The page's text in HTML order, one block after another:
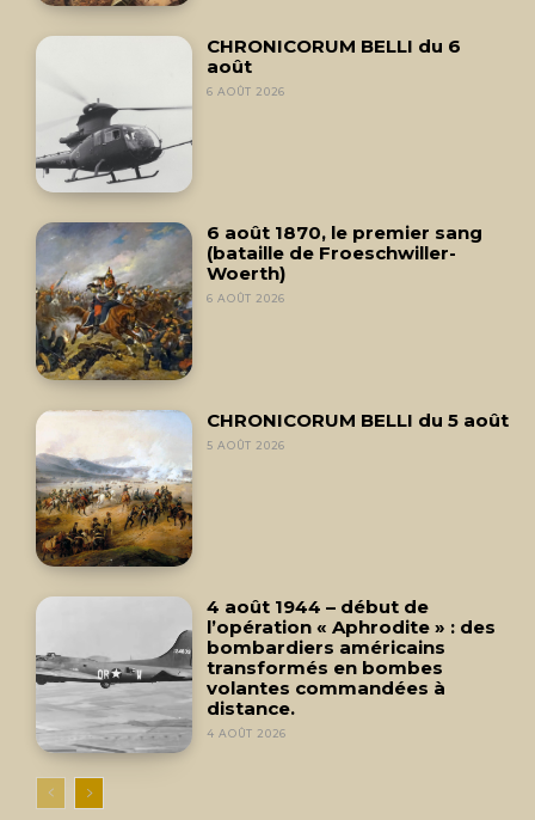
CHRONICORUM BELLI du 6
août
6 AOÛT 2026
6 août 1870, le premier sang
(bataille de Froeschwiller-
Woerth)
6 AOÛT 2026
CHRONICORUM BELLI du 5 août
5 AOÛT 2026
4 août 1944 – début de
l’opération « Aphrodite » : des
bombardiers américains
transformés en bombes
volantes commandées à
distance.
4 AOÛT 2026